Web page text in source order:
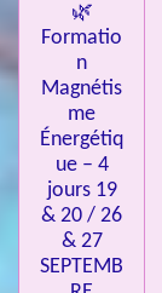
🌿
Formatio
n
Magnétis
me
Énergétiq
ue – 4
jours 19
& 20 / 26
& 27
SEPTEMB